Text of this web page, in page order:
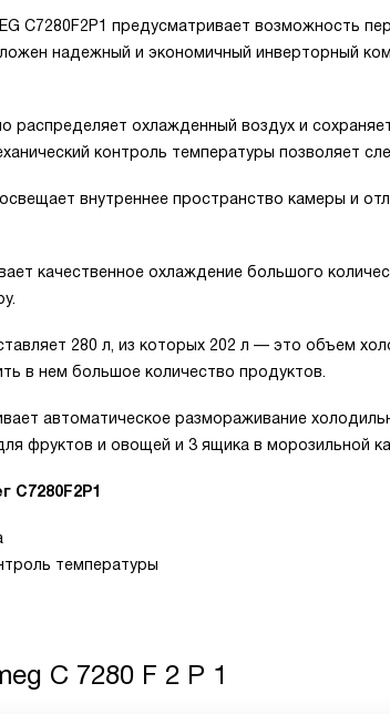
C7280F2P1 предусматривает возможность
надежный и экономичный инверторный
распределяет охлажденный воздух и
контроль температуры позволяет
внутреннее пространство камеры и
качественное охлаждение большого
280 л, из которых 202 л — это объем
в нем большое количество продуктов.
автоматическое размораживание
фруктов и овощей и 3 ящика в морозильной
температуры
C 7280 F 2 P 1